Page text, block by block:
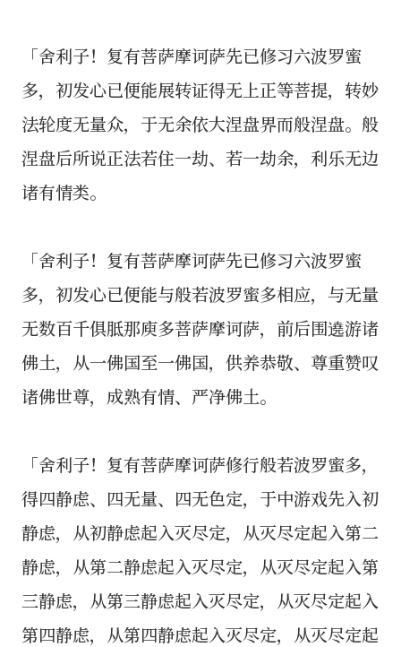
「舍利子！复有菩萨摩诃萨先已修习六波罗蜜
多，初发心已便能展转证得无上正等菩提，转妙
法轮度无量众，于无余依大涅盘界而般涅盘。般
涅盘后所说正法若住一劫、若一劫余，利乐无边
诸有情类。
「舍利子！复有菩萨摩诃萨先已修习六波罗蜜
多，初发心已便能与般若波罗蜜多相应，与无量
无数百千俱胝那庾多菩萨摩诃萨，前后围遶游诸
佛土，从一佛国至一佛国，供养恭敬、尊重赞叹
诸佛世尊，成熟有情、严净佛土。
「舍利子！复有菩萨摩诃萨修行般若波罗蜜多，
得四静虑、四无量、四无色定，于中游戏先入初
静虑，从初静虑起入灭尽定，从灭尽定起入第二
静虑，从第二静虑起入灭尽定，从灭尽定起入第
三静虑，从第三静虑起入灭尽定，从灭尽定起入
第四静虑，从第四静虑起入灭尽定，从灭尽定起